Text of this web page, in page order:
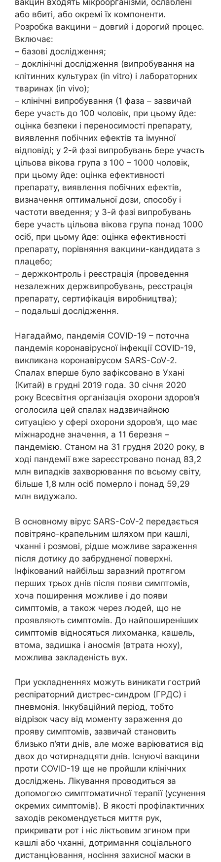
або вбиті, або окремі їх компоненти.
Розробка вакцини – довгий і дорогий процес.
Включає:
– базові дослідження;
– доклінічні дослідження (випробування на
клітинних культурах (in vitro) і лабораторних
тваринах (in vivo);
– клінічні випробування (1 фаза – зазвичай
бере участь до 100 чоловік, при цьому йде:
оцінка безпеки і переносимості препарату,
виявлення побічних ефектів та імунної
відповіді; у 2-й фазі випробувань бере участь
цільова вікова група з 100 – 1000 чоловік,
при цьому йде: оцінка ефективності
препарату, виявлення побічних ефектів,
визначення оптимальної дози, способу і
частоти введення; у 3-й фазі випробувань
бере участь цільова вікова група понад 1000
осіб, при цьому йде: оцінка ефективності
препарату, порівняння вакцини-кандидата з
плацебо;
– держконтроль і реєстрація (проведення
незалежних держвипробувань, реєстрація
препарату, сертифікація виробництва);
– подальші дослідження.
Нагадаймо, пандемія COVID-19 – поточна
пандемія коронавірусної інфекції COVID-19,
викликана коронавірусом SARS-CoV-2.
Спалах вперше було зафіксовано в Ухані
(Китай) в грудні 2019 года. 30 січня 2020
року Всесвітня організація охорони здоров’я
оголосила цей спалах надзвичайною
ситуацією у сфері охорони здоров’я, що має
міжнародне значення, а 11 березня –
пандемією. Станом на 31 грудня 2020 року, в
ході пандемії вже зареєстровано понад 83,2
млн випадків захворювання по всьому світу,
більше 1,8 млн осіб померло і понад 59,29
млн видужало.
В основному вірус SARS-CoV-2 передається
повітряно-крапельним шляхом при кашлі,
чханні і розмові, рідше можливе зараження
після дотику до забрудненої поверхні.
Інфікований найбільш заразний протягом
перших трьох днів після появи симптомів,
хоча поширення можливе і до появи
симптомів, а також через людей, що не
проявляють симптомів. До найпоширеніших
симптомів відносяться лихоманка, кашель,
втома, задишка і аносмія (втрата нюху),
можлива закладеність вух.
При ускладненнях можуть виникати гострий
респіраторний дистрес-синдром (ГРДС) і
пневмонія. Інкубаційний період, тобто
відрізок часу від моменту зараження до
прояву симптомів, зазвичай становить
близько п’яти днів, але може варіюватися від
двох до чотирнадцяти днів. Існуючі вакцини
проти COVID-19 ще не пройшли клінічних
досліджень. Лікування проводиться за
допомогою симптоматичної терапії (усунення
окремих симптомів). В якості профілактичних
заходів рекомендується миття рук,
прикривати рот і ніс ліктьовим згином при
кашлі або чханні, дотримання соціального
дистанціювання, носіння захисної маски в